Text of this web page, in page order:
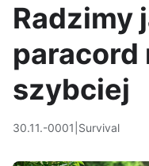
Radzimy
paracord
szybciej
30.11.-0001 Survival